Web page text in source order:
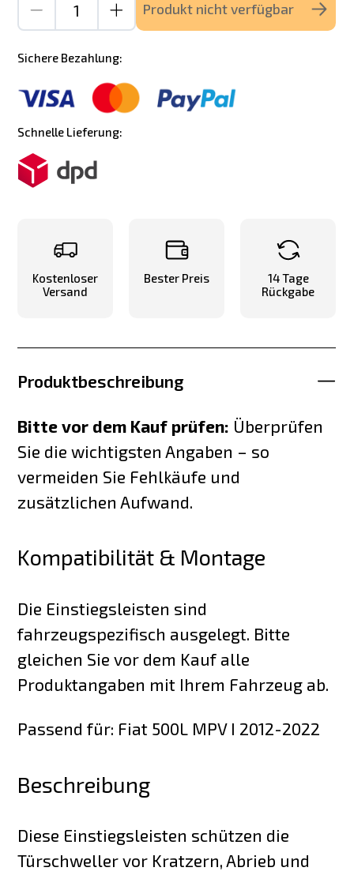
Produkt nicht verfügbar
Sichere Bezahlung:
Schnelle Lieferung:
Kostenloser
Versand
Bester Preis
14 Tage
Rückgabe
Produktbeschreibung
Bitte vor dem Kauf prüfen: Überprüfen
Sie die wichtigsten Angaben – so
vermeiden Sie Fehlkäufe und
zusätzlichen Aufwand.
Kompatibilität & Montage
Die Einstiegsleisten sind
fahrzeugspezifisch ausgelegt. Bitte
gleichen Sie vor dem Kauf alle
Produktangaben mit Ihrem Fahrzeug ab.
Passend für: Fiat 500L MPV I 2012-2022
Beschreibung
Diese Einstiegsleisten schützen die
Türschweller vor Kratzern, Abrieb und